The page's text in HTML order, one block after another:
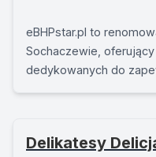
eBHPstar.pl to
Sochaczewie,
dedykowanych do
Delikatesy